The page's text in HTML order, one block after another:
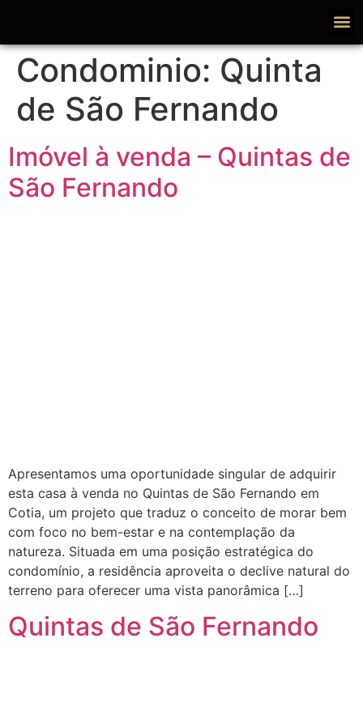
Condominio: Quinta
de São Fernando
Imóvel à venda – Quintas de
São Fernando
Apresentamos uma oportunidade singular de adquirir
esta casa à venda no Quintas de São Fernando em
Cotia, um projeto que traduz o conceito de morar bem
com foco no bem-estar e na contemplação da
natureza. Situada em uma posição estratégica do
condomínio, a residência aproveita o declive natural do
terreno para oferecer uma vista panorâmica […]
Quintas de São Fernando